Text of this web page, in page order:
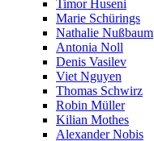
Timor Huseni
Marie Schürings
Nathalie Nußbaum
Antonia Noll
Denis Vasilev
Viet Nguyen
Thomas Schwirz
Robin Müller
Kilian Mothes
Alexander Nobis